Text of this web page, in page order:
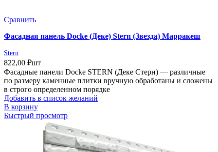
Сравнить
Фасадная панель Docke (Деке) Stern (Звезда) Марракеш
Stern
822,00 ₽шт
Фасадные панели Docke STERN (Деке Стерн) — различные
по размеру каменные плитки вручную обработаны и сложены
в строго определенном порядке
Добавить в список желаний
В корзину
Быстрый просмотр